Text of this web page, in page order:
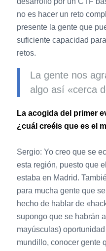
no es hacer un reto
presente la gente que
suficiente capacidad
retos.
La gente nos
algo así «cerca
La acogida del primer
¿cuál creéis que es el
Sergio: Yo creo que se
esta región, puesto que
estaba en Madrid.
para mucha gente que
hecho de hablar de
supongo que se habrán
mayúsculas)
mundillo, conocer gente